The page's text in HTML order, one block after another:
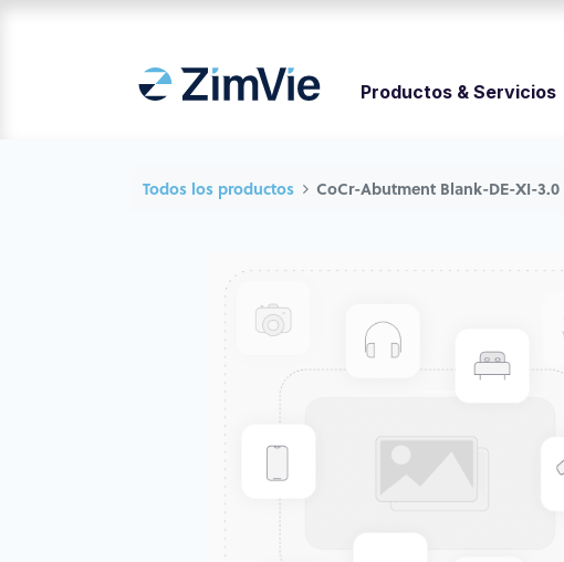
Productos & Servicios
Todos los productos CoCr-Abutment Blank-DE-XI-3.0